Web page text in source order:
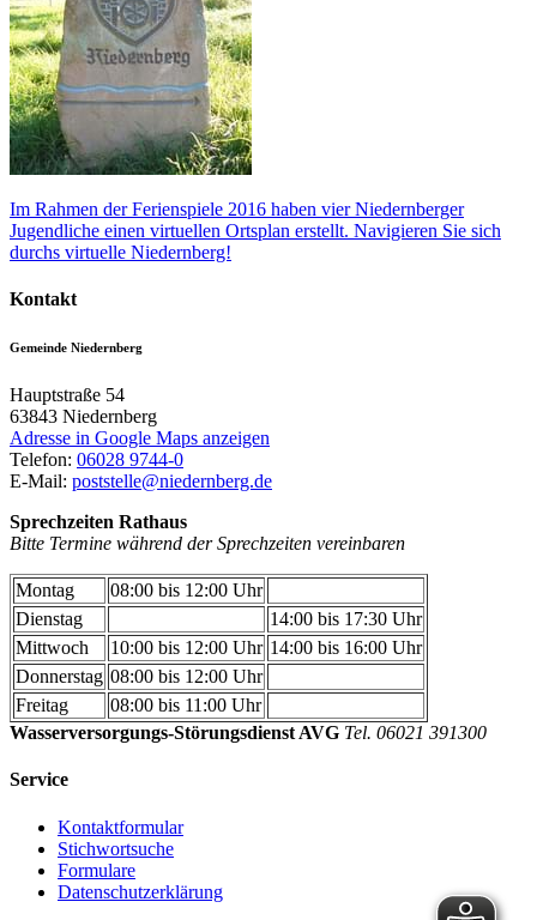
Im Rahmen der Ferienspiele 2016 haben vier Niedernberger
Jugendliche einen virtuellen Ortsplan erstellt. Navigieren Sie sich
durchs virtuelle Niedernberg!
Kontakt
Gemeinde Niedernberg
Hauptstraße 54
63843 Niedernberg
Adresse in Google Maps anzeigen
Telefon: 06028 9744-0
E-Mail: poststelle@niedernberg.de
Sprechzeiten Rathaus
Bitte Termine während der Sprechzeiten vereinbaren
Montag
08:00 bis 12:00 Uhr
Dienstag
14:00 bis 17:30 Uhr
Mittwoch
10:00 bis 12:00 Uhr 14:00 bis 16:00 Uhr
Donnerstag 08:00 bis 12:00 Uhr
Freitag
08:00 bis 11:00 Uhr
Wasserversorgungs-Störungsdienst AVG Tel. 06021 391300
Service
Kontaktformular
Stichwortsuche
Formulare
Datenschutzerklärung